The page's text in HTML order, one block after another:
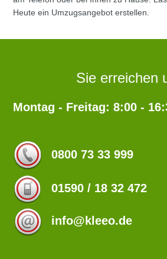
Heute ein Umzugsangebot erstellen.
Sie erreichen
Montag - Freitag: 8:00 -
0800 73 33 999
01590 / 18 32 472
info@kleeo.de